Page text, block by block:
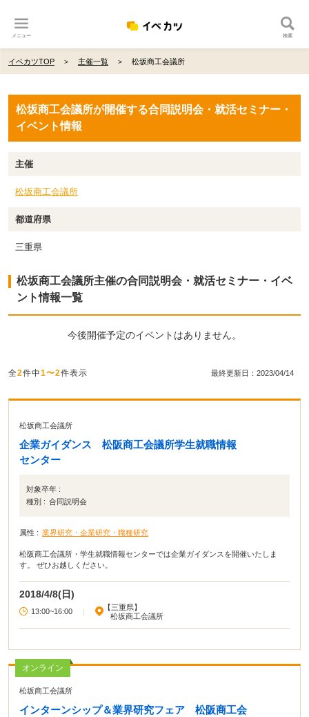
メニュー 検索
イベカツTOP 主催一覧 松坂商工会議所
松坂商工会議所が開催する合同説明会・就活セミナー・
イベント情報
主催
松坂商工会議所
都道府県
三重県
松坂商工会議所主催の合同説明会・就活セミナー・イベ
ント情報一覧
今後開催予定のイベントはありません。
全2件中1〜2件表示 最終更新日：2023/04/14
松坂商工会議所
企業ガイダンス 松阪商工会議所学生就職情報
センター
対象卒年 :
種別 : 合同説明会
属性 : 業界研究・企業研究・職種研究
松阪商工会議所・学生就職情報センターでは企業ガイダンスを開催いたしま
す。 ぜひお越しください。
2018/4/8(日)
13:00~16:00 |
【三重県】
松坂商工会議所
オンライン
松坂商工会議所
インターンシップ＆業界研究フェア 松阪商工会